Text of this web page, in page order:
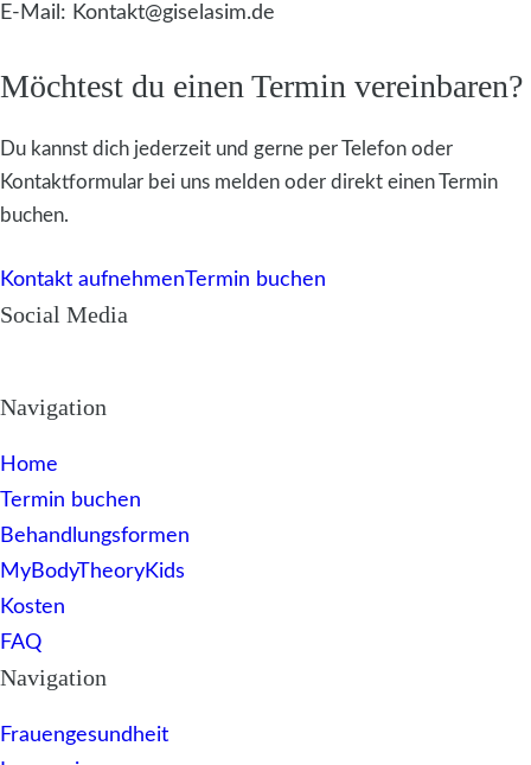
E-Mail: Kontakt@giselasim.de
Möchtest du einen Termin vereinbaren?
Du kannst dich jederzeit und gerne per Telefon oder
Kontaktformular bei uns melden oder direkt einen Termin
buchen.
Kontakt aufnehmenTermin buchen
Social Media
Navigation
Home
Termin buchen
Behandlungsformen
MyBodyTheoryKids
Kosten
FAQ
Navigation
Frauengesundheit